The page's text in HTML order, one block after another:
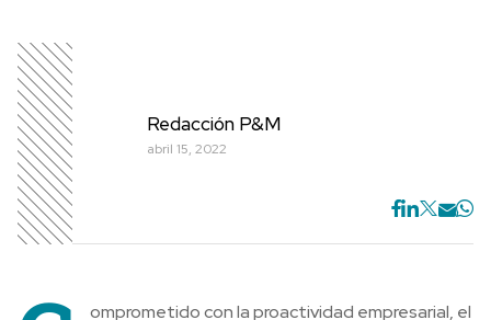
Redacción P&M
abril 15, 2022
omprometido con la proactividad empresarial, el